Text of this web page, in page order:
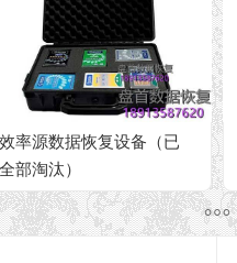
效率源数据恢复设备（已
全部淘汰）